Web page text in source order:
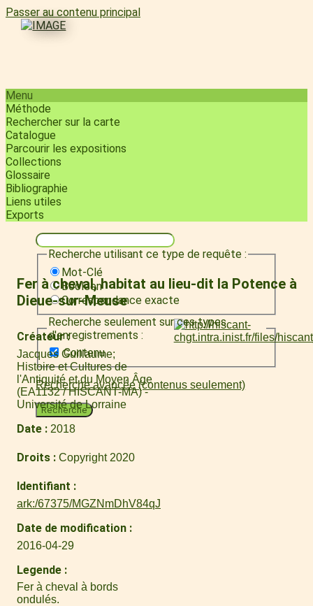
Passer au contenu principal
Menu
Méthode
Rechercher sur la carte
Catalogue
Parcourir les expositions
Collections
Glossaire
Bibliographie
Liens utiles
Exports
Recherche utilisant ce type de requête :
Mot-Clé
Booléen
Correspondance exacte
Recherche seulement sur ces types
d'enregistrements :
Contenu
Recherche avancée (contenus seulement)
Recherche
Fer à cheval, habitat au lieu-dit la Potence à
Dieue-sur-Meuse
Créateur
Jacques Guillaume
Histoire et Cultures de
l'Antiquité et du Moyen Âge
(EA1132 / HISCANT-MA) -
Université de Lorraine
Date 2018
Droits Copyright 2020
Identifiant
ark:/67375/MGZNmDhV84qJ
Date de modification
2016-04-29
Legende
Fer à cheval à bords
ondulés.